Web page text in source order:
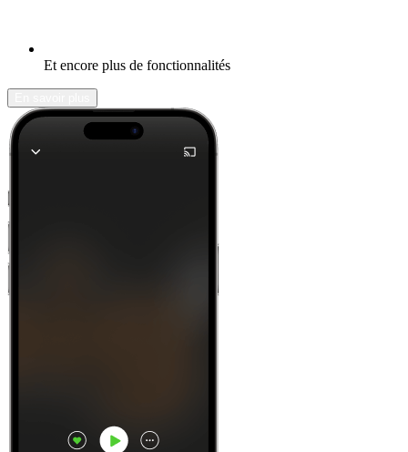
Et encore plus de fonctionnalités